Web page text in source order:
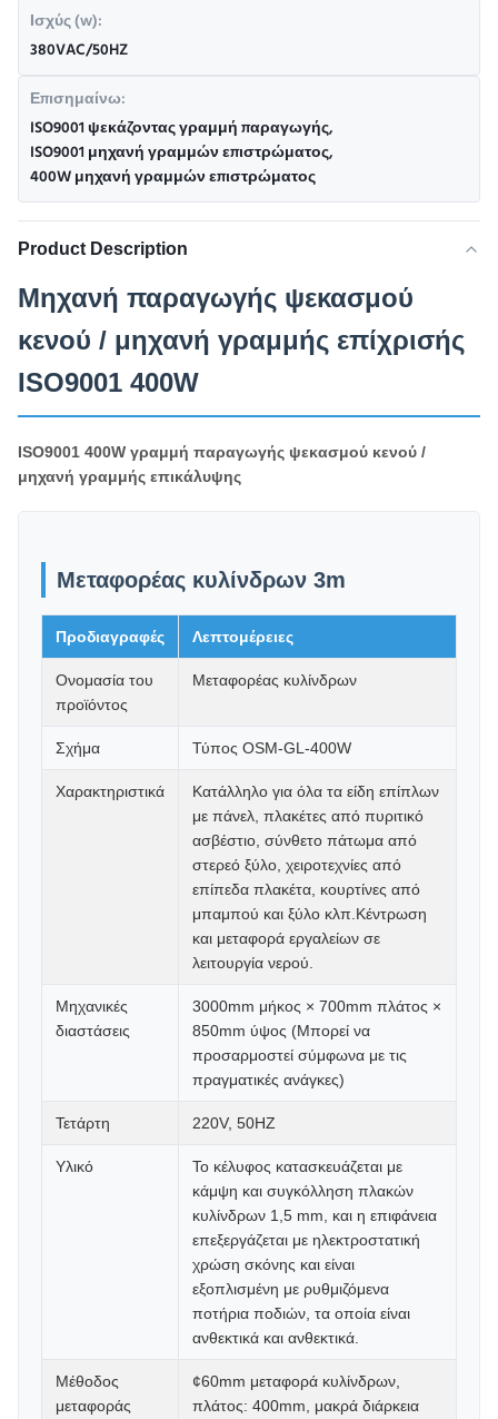
Ισχύς (w):
380VAC/50HZ
Επισημαίνω:
ISO9001 ψεκάζοντας γραμμή παραγωγής,
ISO9001 μηχανή γραμμών επιστρώματος,
400W μηχανή γραμμών επιστρώματος
Product Description
Μηχανή παραγωγής ψεκασμού
κενού / μηχανή γραμμής επίχρισής
ISO9001 400W
ISO9001 400W γραμμή παραγωγής ψεκασμού κενού /
μηχανή γραμμής επικάλυψης
Μεταφορέας κυλίνδρων 3m
Προδιαγραφές Λεπτομέρειες
Ονομασία του
προϊόντος
Μεταφορέας κυλίνδρων
Σχήμα Τύπος OSM-GL-400W
Χαρακτηριστικά
Κατάλληλο για όλα τα είδη επίπλων
με πάνελ, πλακέτες από πυριτικό
ασβέστιο, σύνθετο πάτωμα από
στερεό ξύλο, χειροτεχνίες από
επίπεδα πλακέτα, κουρτίνες από
μπαμπού και ξύλο κλπ.Κέντρωση
και μεταφορά εργαλείων σε
λειτουργία νερού.
Μηχανικές
διαστάσεις
3000mm μήκος × 700mm πλάτος ×
850mm ύψος (Μπορεί να
προσαρμοστεί σύμφωνα με τις
πραγματικές ανάγκες)
Τετάρτη 220V, 50HZ
Υλικό
Το κέλυφος κατασκευάζεται με
κάμψη και συγκόλληση πλακών
κυλίνδρων 1,5 mm, και η επιφάνεια
επεξεργάζεται με ηλεκτροστατική
χρώση σκόνης και είναι
εξοπλισμένη με ρυθμιζόμενα
ποτήρια ποδιών, τα οποία είναι
ανθεκτικά και ανθεκτικά.
Μέθοδος
μεταφοράς
¢60mm μεταφορά κυλίνδρων,
πλάτος: 400mm, μακρά διάρκεια